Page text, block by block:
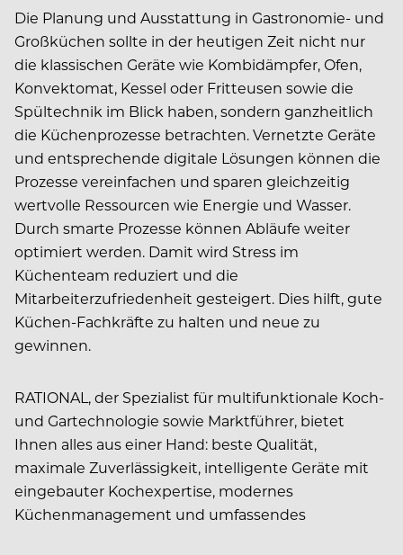
Die Planung und Ausstattung in Gastronomie- und
Großküchen sollte in der heutigen Zeit nicht nur
die klassischen Geräte wie Kombidämpfer, Ofen,
Konvektomat, Kessel oder Fritteusen sowie die
Spültechnik im Blick haben, sondern ganzheitlich
die Küchenprozesse betrachten. Vernetzte Geräte
und entsprechende digitale Lösungen können die
Prozesse vereinfachen und sparen gleichzeitig
wertvolle Ressourcen wie Energie und Wasser.
Durch smarte Prozesse können Abläufe weiter
optimiert werden. Damit wird Stress im
Küchenteam reduziert und die
Mitarbeiterzufriedenheit gesteigert. Dies hilft, gute
Küchen-Fachkräfte zu halten und neue zu
gewinnen.
RATIONAL, der Spezialist für multifunktionale Koch-
und Gartechnologie sowie Marktführer, bietet
Ihnen alles aus einer Hand: beste Qualität,
maximale Zuverlässigkeit, intelligente Geräte mit
eingebauter Kochexpertise, modernes
Küchenmanagement und umfassendes